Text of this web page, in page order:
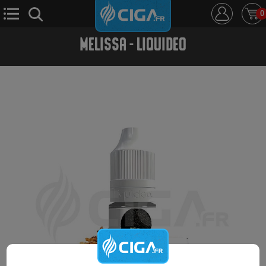
0
E-Liquide
MELISSA - LIQUIDEO